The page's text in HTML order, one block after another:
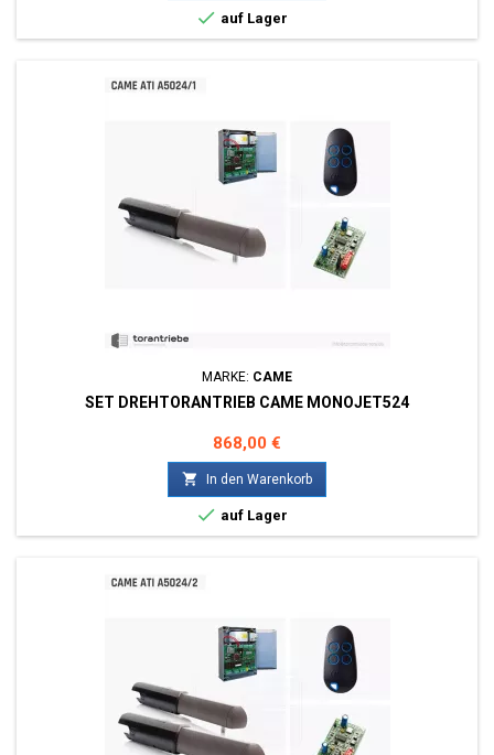
 auf Lager
MARKE: CAME
SET DREHTORANTRIEB CAME MONOJET524
Preis
868,00 €
 In den Warenkorb
 auf Lager